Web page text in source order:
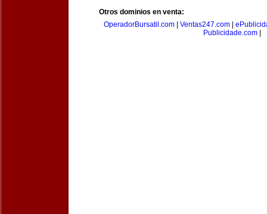
Otros dominios en venta:
OperadorBursatil.com
Ventas247.com
Publicidade.com|